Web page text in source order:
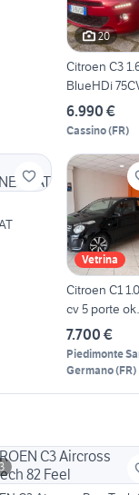
20
Citroen C3
BlueHDi
Exclusive-
6.990 €
Cassino(FR)
Vetrina
Citroen C1
cv 5 porte ok
neopatentati
permu
7.700 €
Piedimonte
Germano(FR)